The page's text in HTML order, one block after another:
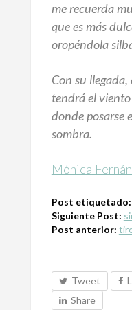
me recuerda
que es más
oropéndola
Con su
tendrá el
donde posarse
sombra.
Mónica
Post etiquetado:
Siguiente Post:
Post anterior:
Tweet
Share